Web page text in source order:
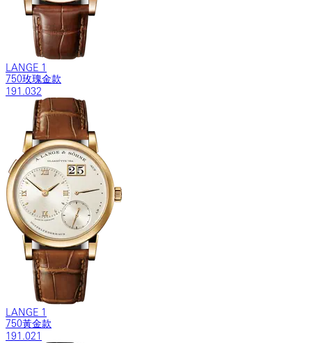
LANGE 1
750玫瑰金款
191.032
LANGE 1
750黃金款
191.021